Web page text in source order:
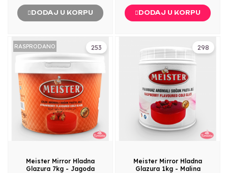
DODAJ U KORPU DODAJ U KORPU
253
RASPRODANO
Meister Mirror Hladna
Glazura 7kg - Jagoda
298
Meister Mirror Hladna
Glazura 1kg - Malina